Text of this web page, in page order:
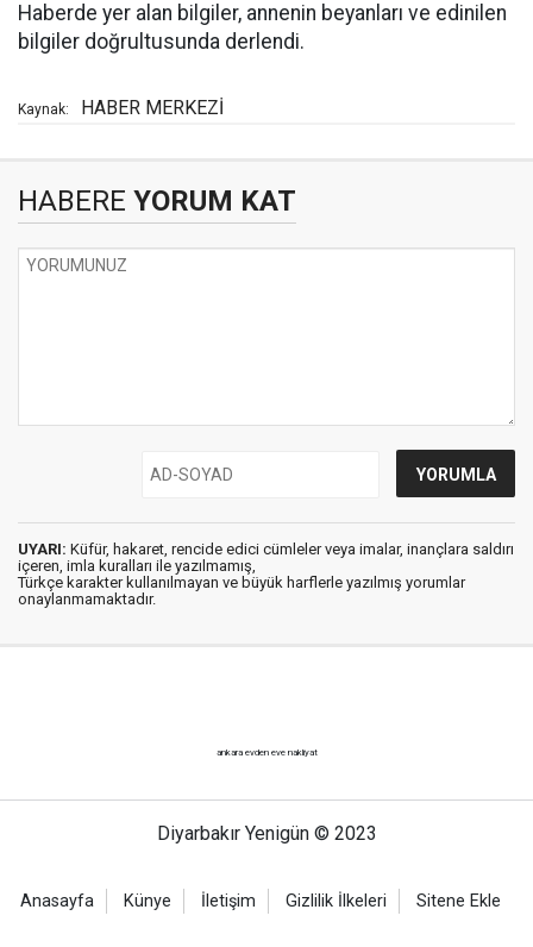
Haberde yer alan bilgiler, annenin beyanları ve edinilen
bilgiler doğrultusunda derlendi.
Kaynak: HABER MERKEZİ
HABERE YORUM KAT
UYARI: Küfür, hakaret, rencide edici cümleler veya imalar, inançlara saldırı
içeren, imla kuralları ile yazılmamış,
Türkçe karakter kullanılmayan ve büyük harflerle yazılmış yorumlar
onaylanmamaktadır.
ankara evden eve nakliyat
Diyarbakır Yenigün © 2023
Anasayfa Künye İletişim Gizlilik İlkeleri Sitene Ekle